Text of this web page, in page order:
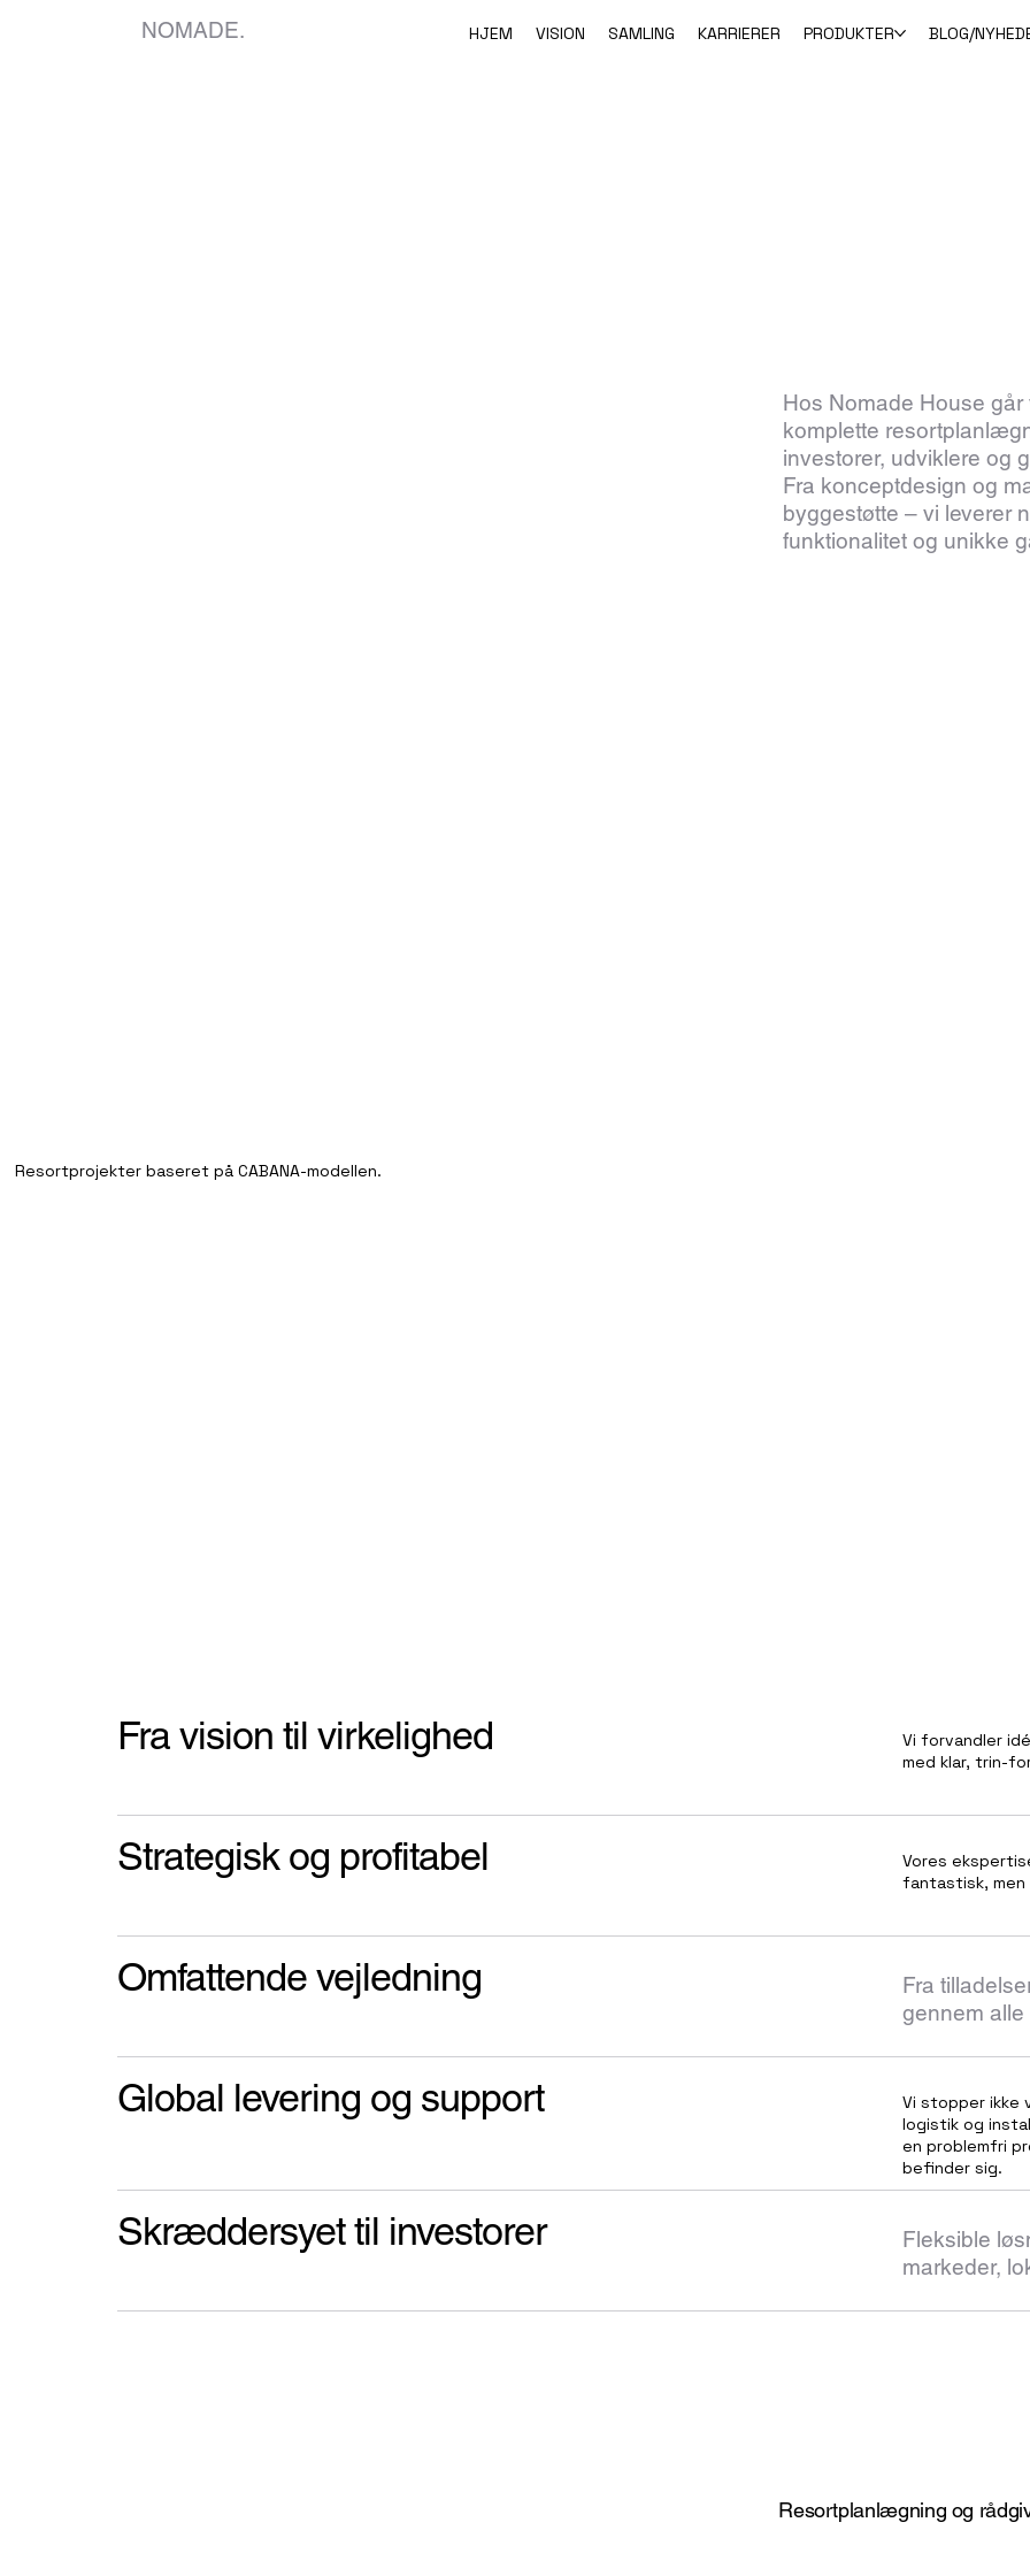
NOMADE. HJEM VISION SAMLING KARRIERER PRODUKTER BLOG/
Hos Nomade House
komplette
investorer, udviklere og
Fra konceptdesign og
byggestøtte – vi leverer
funktionalitet og unikke
Resortprojekter baseret på CABANA-modellen.
Fra vision til virkelighed
Vi forvandler
med klar, trin-
Strategisk og profitabel
Vores
fantastisk,
Omfattende vejledning
Fra
gennem alle
Global levering og support
Vi stopper ikke
logistik og
en problemfri
befinder sig.
Skræddersyet til investorer
Fleksible
markeder,
Resortplanlægning og